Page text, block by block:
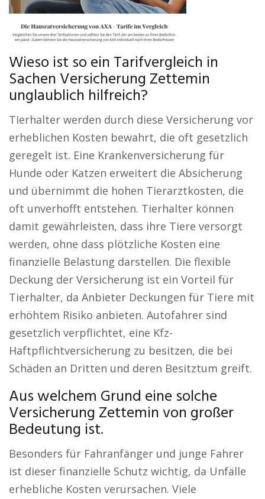
Wieso ist so ein Tarifvergleich in
Sachen Versicherung Zettemin
unglaublich hilfreich?
Tierhalter werden durch diese Versicherung vor
erheblichen Kosten bewahrt, die oft gesetzlich
geregelt ist. Eine Krankenversicherung für
Hunde oder Katzen erweitert die Absicherung
und übernimmt die hohen Tierarztkosten, die
oft unverhofft entstehen. Tierhalter können
damit gewährleisten, dass ihre Tiere versorgt
werden, ohne dass plötzliche Kosten eine
finanzielle Belastung darstellen. Die flexible
Deckung der Versicherung ist ein Vorteil für
Tierhalter, da Anbieter Deckungen für Tiere mit
erhöhtem Risiko anbieten. Autofahrer sind
gesetzlich verpflichtet, eine Kfz-
Haftpflichtversicherung zu besitzen, die bei
Schäden an Dritten und deren Besitztum greift.
Aus welchem Grund eine solche
Versicherung Zettemin von großer
Bedeutung ist.
Besonders für Fahranfänger und junge Fahrer
ist dieser finanzielle Schutz wichtig, da Unfälle
erhebliche Kosten verursachen. Viele